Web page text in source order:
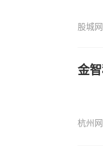
股城网
金
杭州网